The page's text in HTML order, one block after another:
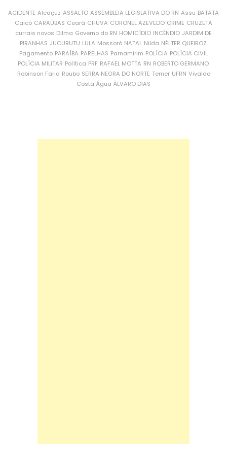
ACIDENTE Alcaçuz ASSALTO ASSEMBLEIA LEGISLATIVA DO RN Assu BATATA
Caicó CARAÚBAS Ceará CHUVA CORONEL AZEVEDO CRIME CRUZETA
currais novos Dilma Governo do RN HOMICÍDIO INCÊNDIO JARDIM DE
PIRANHAS JUCURUTU LULA Mossoró NATAL Nilda NÉLTER QUEIROZ
Pagamento PARAÍBA PARELHAS Parnamirim POLÍCIA POLÍCIA CIVIL
POLÍCIA MILITAR Política PRF RAFAEL MOTTA RN ROBERTO GERMANO
Robinson Faria Roubo SERRA NEGRA DO NORTE Temer UFRN Vivaldo
Costa Água ÁLVARO DIAS